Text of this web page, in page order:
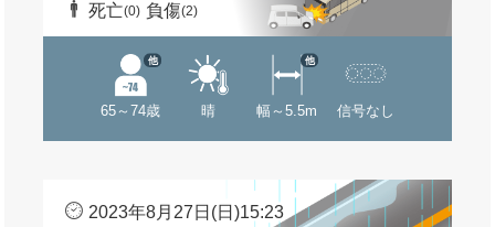
死亡(0) 負傷(2)
65～74歳
他
晴 幅～5.5m
他
信号なし
2023年8月27日(日)15:23